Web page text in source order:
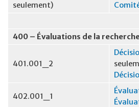
seulement)
400 – Évaluations de la
401.001_2
402.001_1